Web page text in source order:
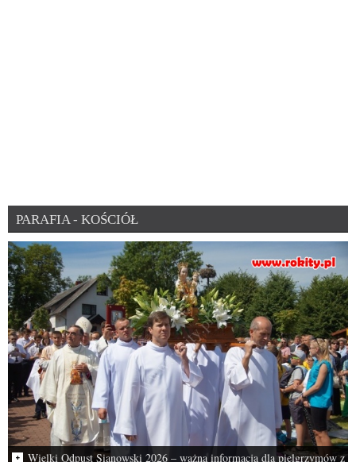
PARAFIA - KOŚCIÓŁ
Wielki Odpust Sianowski 2026 – ważna informacja dla pielgrzymów z